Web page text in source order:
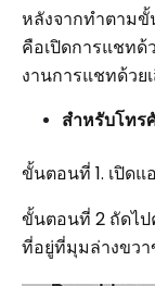
หลังจากทำตาม
คือเปิดการแชทด้
งานการแชทด้วย
สำหรับโท
ขั้นตอนที่ 1. เปิด
ขั้นตอนที่ 2 ถัดไ
ที่อยู่ที่มุมล่างขว